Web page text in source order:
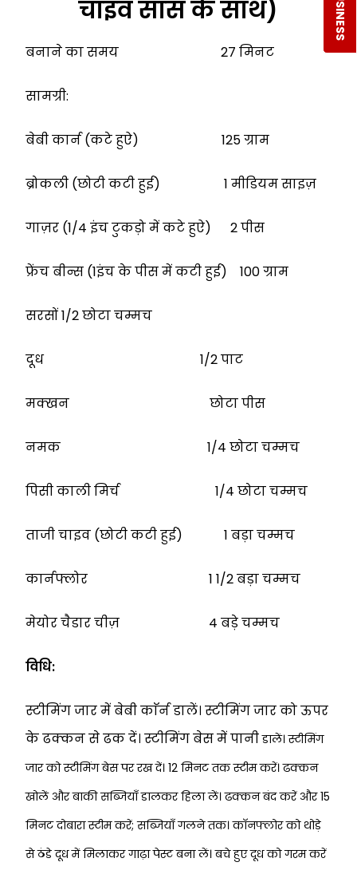
चाइव साॅस के साथ)
बनाने का समय 27 मिनट
सामग्री:
बेबी कार्न (कटे हुऐ) 125 ग्राम
ब्रोकली (छोटी कटी हुई) 1 मीडियम साइज़
गाज़र (1/4 इंच टुकड़ो में कटे हुऐ) 2 पीस
फ्रेंच बीन्स (1इंच के पीस में कटी हुई) 100 ग्राम
सरसों 1/2 छोटा चम्मच
दूध 1/2 पाट
मक्खन छोटा पीस
नमक 1/4 छोटा चम्मच
पिसी काली मिर्च 1/4 छोटा चम्मच
ताजी चाइव (छोटी कटी हुई) 1 बड़ा चम्मच
कार्नफ्लोर 1 1/2 बड़ा चम्मच
मेयोर चैडार चीज़ 4 बड़े चम्मच
विधि:
स्टीमिंग जार में बेबी काॅर्न डालें। स्टीमिंग जार को ऊपर
के ढक्कन से ढक दें। स्टीमिंग बेस में पानीडालें। स्टीमिंग
जार को स्टीमिंग बेस पर रख दें। 12 मिनट तक स्टीम करें। ढक्कन
खोलें और बाकीसब्जियाँ डालकर हिला लें। ढक्कन बंद करें और 15
मिनट दोबारा स्टीम करें; सब्जियाँ गलने तक।काॅनफ्लोर को थोड़े
से ठंडे दूध में मिलाकर गाढ़ा पेस्ट बना लें। बचे हुए दूध को गरम करें